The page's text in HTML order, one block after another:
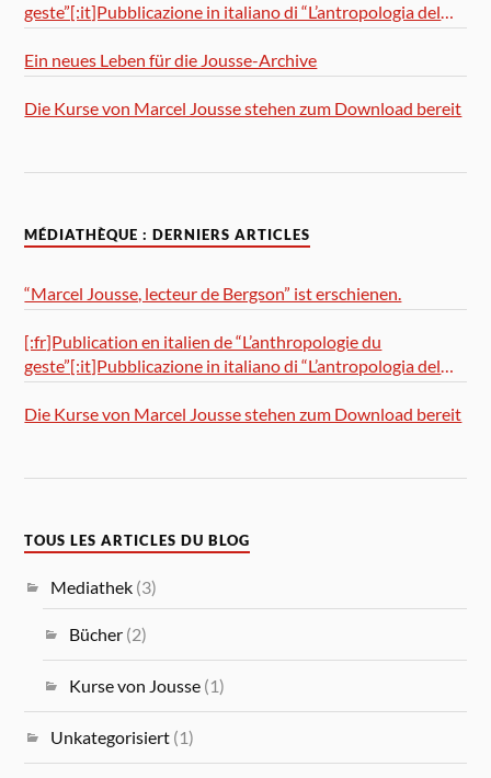
geste”[:it]Pubblicazione in italiano di “L’antropologia del
gesto”
Ein neues Leben für die Jousse-Archive
Die Kurse von Marcel Jousse stehen zum Download bereit
MÉDIATHÈQUE : DERNIERS ARTICLES
“Marcel Jousse, lecteur de Bergson” ist erschienen.
[:fr]Publication en italien de “L’anthropologie du
geste”[:it]Pubblicazione in italiano di “L’antropologia del
gesto”
Die Kurse von Marcel Jousse stehen zum Download bereit
TOUS LES ARTICLES DU BLOG
Mediathek (3)
Bücher(2)
Kurse von Jousse(1)
Unkategorisiert (1)